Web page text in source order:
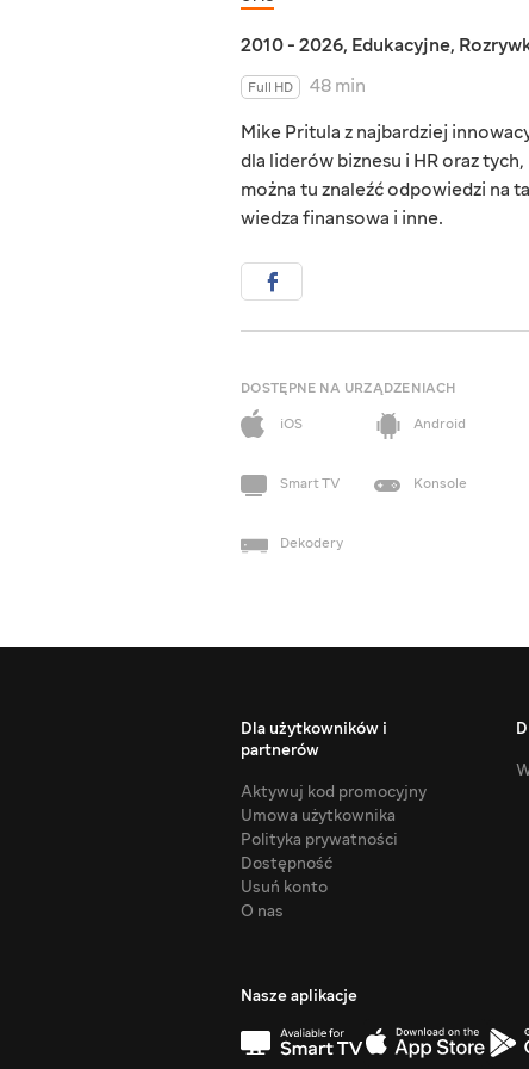
2010 - 2026, Edukacyjne,
Full HD
48 min
Mike Pritula z najbardziej
dla liderów biznesu i HR oraz
można tu znaleźć odpowiedzi na
wiedza finansowa i inne.
DOSTĘPNE NA URZĄDZENIACH
iOS
Android
Smart TV Konsole
Dekodery
Dla użytkowników i
partnerów
Aktywuj kod promocyjny
Umowa użytkownika
Polityka prywatności
Dostępność
Usuń konto
O nas
Nasze aplikacje